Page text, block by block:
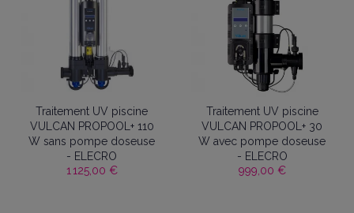
Traitement UV piscine
VULCAN PROPOOL+ 110
W sans pompe doseuse
- ELECRO
1 125,00 €
Traitement UV piscine
VULCAN PROPOOL+ 30
W avec pompe doseuse
- ELECRO
999,00 €